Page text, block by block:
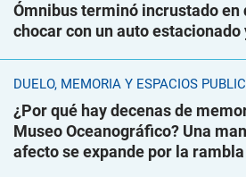
Ómnibus terminó incrustado en
chocar con un auto estacionado
DUELO, MEMORIA Y ESPACIOS
¿Por qué hay decenas de
Museo Oceanográfico? Una
afecto se expande por la rambla